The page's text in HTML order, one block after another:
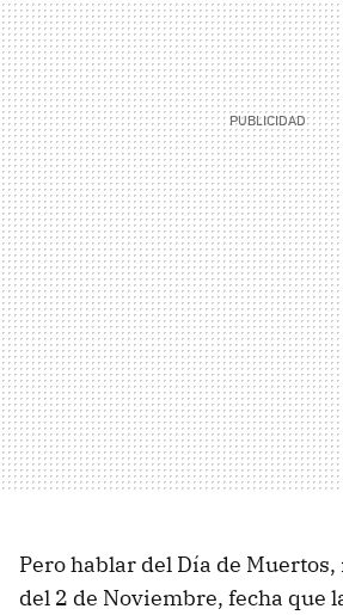
Pero hablar del Día de
del 2 de Noviembre, fecha que